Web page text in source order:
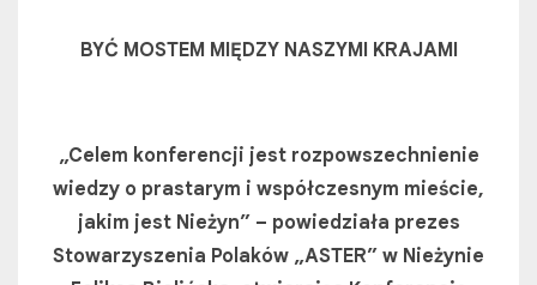
BYĆ MOSTEM MIĘDZY NASZYMI KRAJAMI
„Celem konferencji jest rozpowszechnienie
wiedzy o prastarym i współczesnym mieście,
jakim jest Nieżyn” – powiedziała prezes
Stowarzyszenia Polaków „ASTER” w Nieżynie